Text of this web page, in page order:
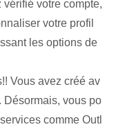
votre compte,
votre profil
les options de
Vous avez créé av
Désormais, vous po
comme Outl